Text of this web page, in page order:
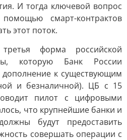
И тогда ключевой вопрос
смарт-контрактов
этот поток.
форма российской
которую Банк России
дополнение к существующим
и безналичной). ЦБ с 15
пилот с цифровыми
что крупнейшие банки и
будут предоставить
совершать операции с